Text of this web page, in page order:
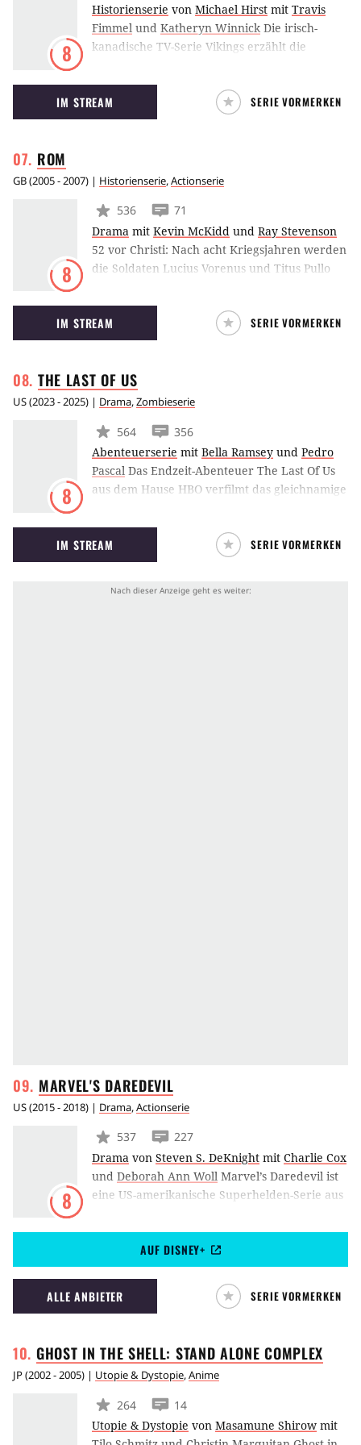
8
Historienserie von Michael Hirst mit Travis
Fimmel und Katheryn Winnick Die irisch-
kanadische TV-Serie Vikings erzählt die
Fimmel), einem der größten Helden seiner
Ära, der zum König der Wikingerstämme
aufsteigt. Angesiedelt ist die Serie im
IM STREAM SERIE VORMERKEN
ROM
GB(2005 - 2007) | Historienserie,Actionserie
8
536
71
Drama mit Kevin McKidd und Ray Stevenson
52 vor Christi: Nach acht Kriegsjahren werden
die Soldaten Lucius Vorenus und Titus Pullo
antiken Rom hineingezogen. Rom ist eine
dramatische Serie über Liebe und Verrat,
Herren und Sklaven, Männer und Frauen –
Republik einläutete und das Imperium
hervorbrachte.
IM STREAM SERIE VORMERKEN
THE LAST OF US
US(2023 - 2025) | Drama,Zombieserie
8
564
356
Abenteuerserie mit Bella Ramsey und Pedro
Pascal Das Endzeit-Abenteuer The Last Of Us
aus dem Hause HBO verfilmt das gleichnamige
und Ellie in der Postapokalypse um ihr
Überleben kämpfen. Entwickelt wurde die
Serie von Chernobyl-Schöpfer Craig Mazin
IM STREAM SERIE VORMERKEN
MARVEL'S DAREDEVIL
US(2015 - 2018) | Drama,Actionserie
8
537
227
Drama von Steven S. DeKnight mit Charlie Cox
und Deborah Ann Woll Marvel’s Daredevil ist
eine US-amerikanische Superhelden-Serie aus
Rolle des Anwaltes Matt Murdock, der sich im
Verlauf der Handlung in den titelgebenden
Superhelden verwandelt. Später tauchen
legendäre Comic-Figuren wie Wilson Fisk,
Elektra und der Punisher auf.
AUF DISNEY+
ALLE ANBIETER SERIE VORMERKEN
GHOST IN THE SHELL: STAND ALONECOMPLEX
JP(2002 - 2005) | Utopie & Dystopie,Anime
264
14
Utopie & Dystopie von Masamune Shirow mit